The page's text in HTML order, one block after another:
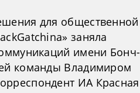
для общественной
заняла
имени Бонч-
команды Владимиром
ИА Красная